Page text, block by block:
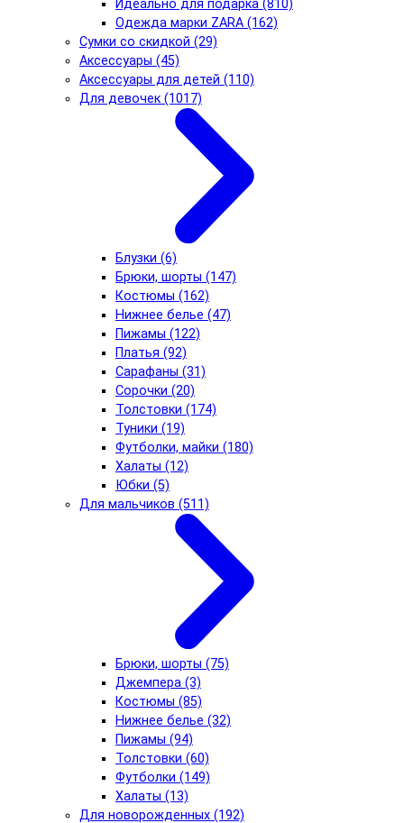
Идеально для подарка (810)
Одежда марки ZARA (162)
Сумки со скидкой (29)
Аксессуары (45)
Аксессуары для детей (110)
Для девочек (1017)
Блузки (6)
Брюки, шорты (147)
Костюмы (162)
Нижнее белье (47)
Пижамы (122)
Платья (92)
Сарафаны (31)
Сорочки (20)
Толстовки (174)
Туники (19)
Футболки, майки (180)
Халаты (12)
Юбки (5)
Для мальчиков (511)
Брюки, шорты (75)
Джемпера (3)
Костюмы (85)
Нижнее белье (32)
Пижамы (94)
Толстовки (60)
Футболки (149)
Халаты (13)
Для новорожденных (192)